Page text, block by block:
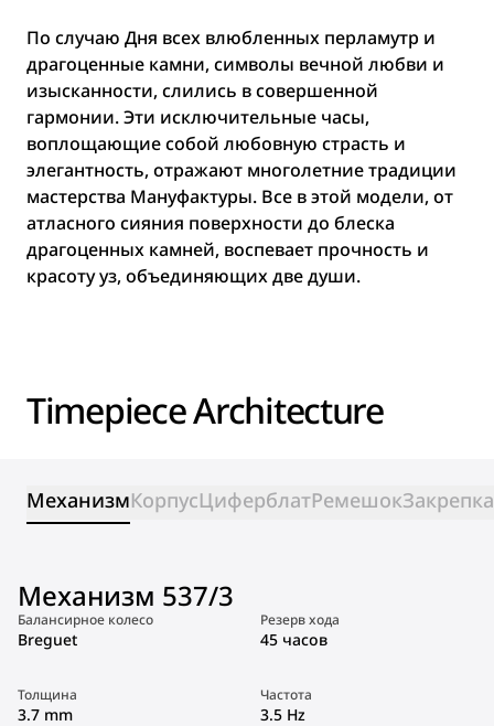
По случаю Дня всех влюбленных перламутр и
драгоценные камни, символы вечной любви и
изысканности, слились в совершенной
гармонии. Эти исключительные часы,
воплощающие собой любовную страсть и
элегантность, отражают многолетние традиции
мастерства Мануфактуры. Все в этой модели, от
атласного сияния поверхности до блеска
драгоценных камней, воспевает прочность и
красоту уз, объединяющих две души.
Timepiece Architecture
МеханизмКорпусЦиферблатРемешокЗакрепка
Механизм 537/3
Балансирное колесо
Breguet
Резерв хода
45 часов
Толщина
3.7 mm
Частота
3.5 Hz